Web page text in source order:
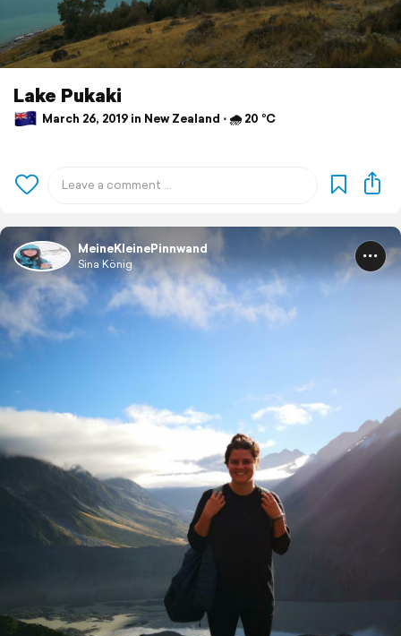
Lake Pukaki
March 26, 2019 in New Zealand ⋅ 🌧 20 °C
MeineKleinePinnwand
Sina König